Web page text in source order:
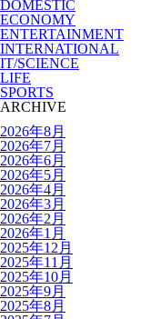
DOMESTIC
ECONOMY
ENTERTAINMENT
INTERNATIONAL
IT/SCIENCE
LIFE
SPORTS
ARCHIVE
2026年8月
2026年7月
2026年6月
2026年5月
2026年4月
2026年3月
2026年2月
2026年1月
2025年12月
2025年11月
2025年10月
2025年9月
2025年8月